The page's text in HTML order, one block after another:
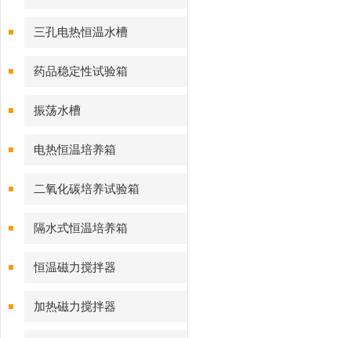
三孔电热恒温水槽
药品稳定性试验箱
振荡水槽
电热恒温培养箱
二氧化碳培养试验箱
隔水式恒温培养箱
恒温磁力搅拌器
加热磁力搅拌器